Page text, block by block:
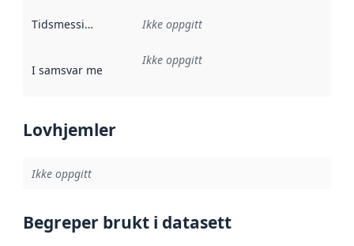
Tidsmessig avgrensning :
Ikke oppgitt
I samsvar med Referanse til en implementasjonsregel
Ikke oppgitt
Lovhjemler
Ikke oppgitt
Begreper brukt i datasett